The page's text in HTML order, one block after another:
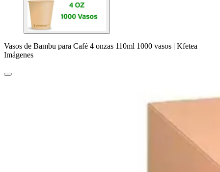
Vasos de Bambu para Café 4 onzas 110ml 1000 vasos | Kfetea
Imágenes